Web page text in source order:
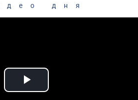
дня
Play Video